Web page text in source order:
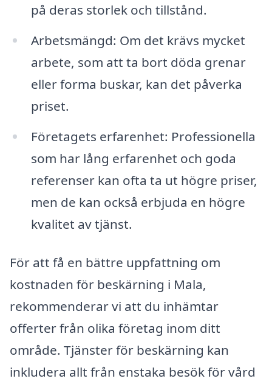
på deras storlek och tillstånd.
Arbetsmängd: Om det krävs mycket
arbete, som att ta bort döda grenar
eller forma buskar, kan det påverka
priset.
Företagets erfarenhet: Professionella
som har lång erfarenhet och goda
referenser kan ofta ta ut högre priser,
men de kan också erbjuda en högre
kvalitet av tjänst.
För att få en bättre uppfattning om
kostnaden för beskärning i Mala,
rekommenderar vi att du inhämtar
offerter från olika företag inom ditt
område. Tjänster för beskärning kan
inkludera allt från enstaka besök för vård